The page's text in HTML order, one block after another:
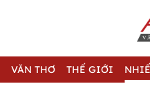
VĂN THƠ THẾ GIỚI